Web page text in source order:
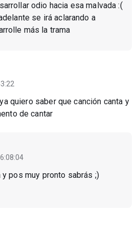
odio hacia esa malvada :(
se irá aclarando a
más la trama
quiero saber que canción canta y
de cantar
y pos muy pronto sabrás ;)